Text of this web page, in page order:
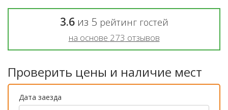
3.6из 5 рейтинг гостей
на основе 273 отзывов
Проверить цены и наличие мест
Дата заезда